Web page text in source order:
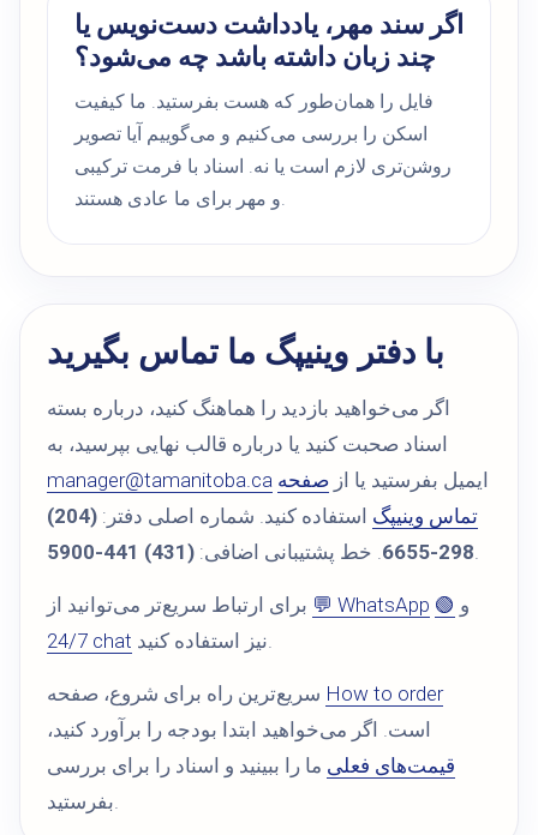
اگر سند مهر، یادداشت دست‌نویس یا
چند زبان داشته باشد چه می‌شود؟
فایل را همان‌طور که هست بفرستید. ما کیفیت
اسکن را بررسی می‌کنیم و می‌گوییم آیا تصویر
روشن‌تری لازم است یا نه. اسناد با فرمت ترکیبی
و مهر برای ما عادی هستند.
با دفتر وینیپگ ما تماس بگیرید
اگر می‌خواهید بازدید را هماهنگ کنید، درباره بسته
اسناد صحبت کنید یا درباره قالب نهایی بپرسید، به
manager@tamanitoba.ca
ایمیل بفرستید یا از صفحه
تماس وینیپگ استفاده کنید. شماره اصلی دفتر:
(204)
298-6655
. خط پشتیبانی اضافی: (431) 441-5900 .
💬 WhatsApp و 🟢
24/7 chat
نیز استفاده کنید.
How to order
است. اگر می‌خواهید ابتدا بودجه را برآورد کنید،
قیمت‌های فعلی ما را ببینید و اسناد را برای بررسی
بفرستید.